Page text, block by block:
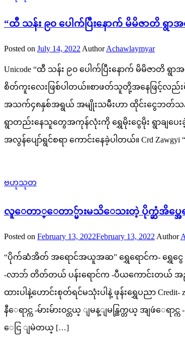
“ထီ သန်း ၉၀ ပေါက်ပြီးနောက် မိမိဇာတိ ရွာအ
Posted on July 14, 2022 Author Achawlaymyar
Unicode “ထီ သန်း ၉၀ ပေါက်ပြီးနောက် မိမိဇာတိ
စိတ်ကူးလေးဖြစ်ပါတယ်။စာဖတ်သူတို့အနေဖြင့်လည်းမိ
အသက်၄၈နှစ်အရွယ် အမျိုးသမီးဟာ ထိုင်းငွေဘတ်သန်
ရွာတည်းနေသူတွေအကုန်လုံးကို ရွှေမိုးငွေမိုး ရွာချပေ
အလွန်ပျော်ရွင်စရာ ကောင်းနေခဲ့ပါတယ်။ Crd
ဗဟုသုတ
လူေတာ္ေတာ္မ်ားမသိေသးတဲ့ ပိုက္ဆံအိပ္အေ
Posted on February 13, 2022February 13, 2022 Author
“ပိုက်ဆံအိတ် အရောင်အယူအဆ” ရွှေရောင်က- ရွှေငွေ
-လာဘ် တိတ်တယ် ပန်းရောင်က -ပီယကောင်းတယ် အညို
ထားပါနဲ့ဟောင်းစုတ်ရင်မသုံးပါနဲ့ ဖုန်းရွှေပညာ
နီေရာင္က -မ်ားမ်ားဝင္တယ္ ျမန္ျမန္ထြက္တယ္ အ
ေငြ ျမဲတယ္ […]